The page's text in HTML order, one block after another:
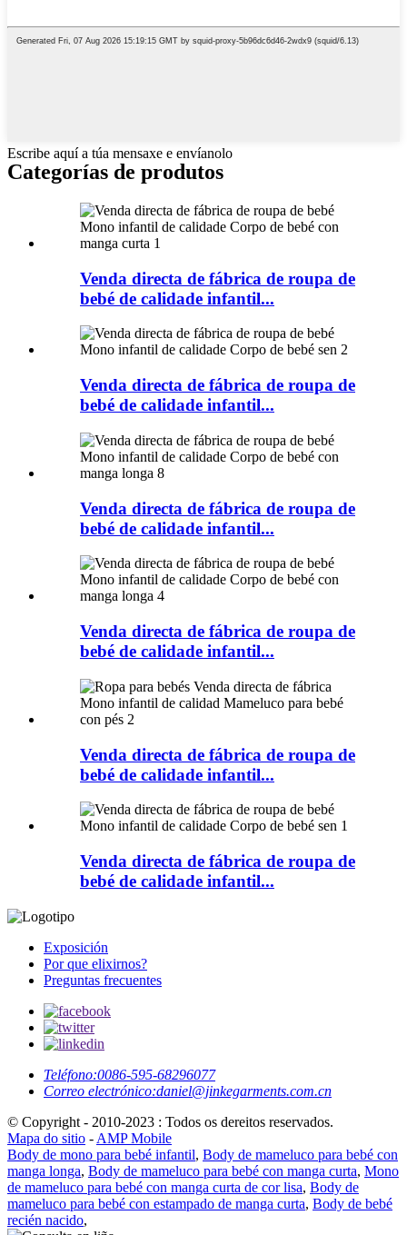
Escribe aquí a túa mensaxe e envíanolo
Categorías de produtos
Venda directa de fábrica de roupa de
bebé de calidade infantil...
Venda directa de fábrica de roupa de
bebé de calidade infantil...
Venda directa de fábrica de roupa de
bebé de calidade infantil...
Venda directa de fábrica de roupa de
bebé de calidade infantil...
Venda directa de fábrica de roupa de
bebé de calidade infantil...
Venda directa de fábrica de roupa de
bebé de calidade infantil...
Exposición
Por que elixirnos?
Preguntas frecuentes
Teléfono:0086-595-68296077
Correo electrónico:daniel@jinkegarments.com.cn
© Copyright - 2010-2023 : Todos os dereitos reservados.
Mapa do sitio - AMP Mobile
Body de mono para bebé infantil, Body de mameluco para bebé con
manga longa, Body de mameluco para bebé con manga curta, Mono
de mameluco para bebé con manga curta de cor lisa, Body de
mameluco para bebé con estampado de manga curta, Body de bebé
recién nacido,